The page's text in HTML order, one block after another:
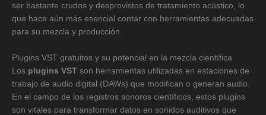
ser bastante crudos y desprovistos de tratamiento acústico, lo
que hace aún más esencial contar con herramientas adecuadas
para su mezcla y producción.
Plugins VST gratuitos y su potencial en la mezcla científica
Los plugins VST son herramientas utilizadas en estaciones de
trabajo de audio digital (DAWs) que modifican o generan audio.
En el campo de los registros sonoros científicos, estos plugins
son vitales para transformar datos en sonidos auditivos que